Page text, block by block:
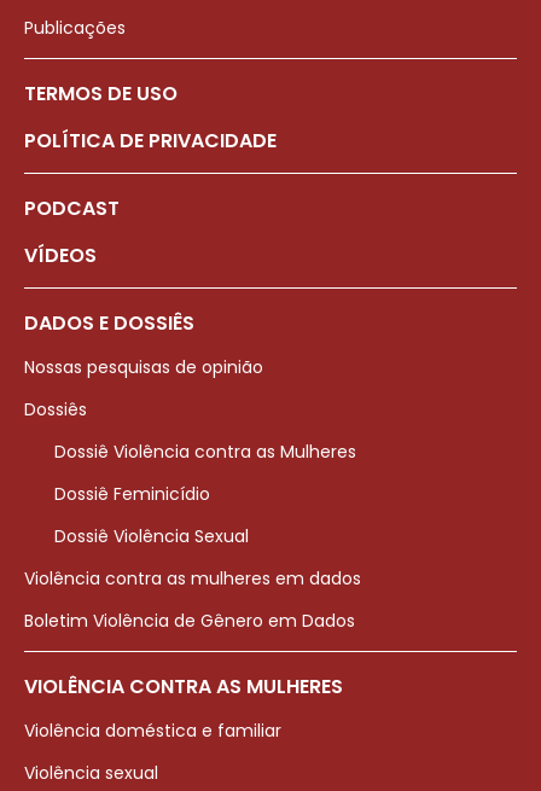
Publicações
TERMOS DE USO
POLÍTICA DE PRIVACIDADE
PODCAST
VÍDEOS
DADOS E DOSSIÊS
Nossas pesquisas de opinião
Dossiês
Dossiê Violência contra as Mulheres
Dossiê Feminicídio
Dossiê Violência Sexual
Violência contra as mulheres em dados
Boletim Violência de Gênero em Dados
VIOLÊNCIA CONTRA AS MULHERES
Violência doméstica e familiar
Violência sexual